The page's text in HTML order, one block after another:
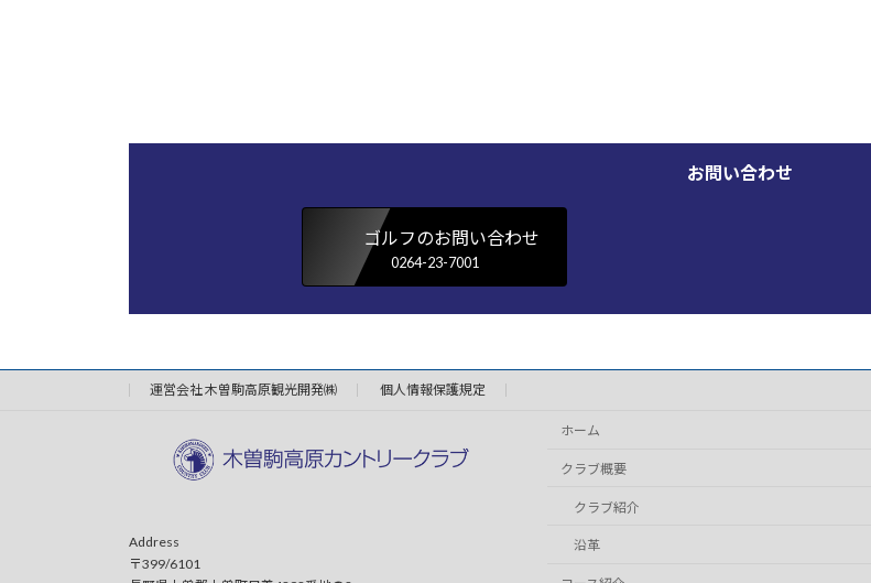
お問い合わせ
ゴルフのお問い合わせ
0264-23-7001
運営会社 木曽駒高原観光開発㈱ 個人情報保護規定
Address
〒399/6101
ホーム
クラブ概要
クラブ紹介
沿革